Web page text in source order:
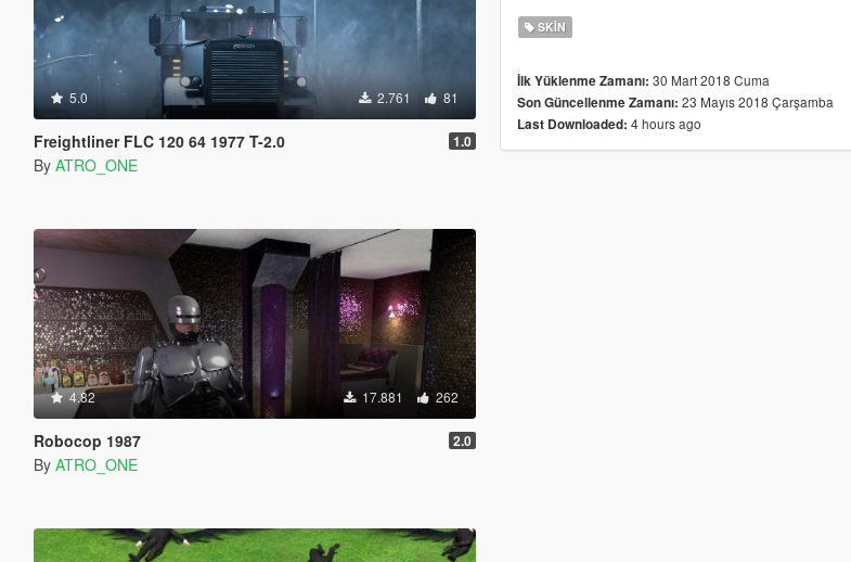
5.0 2.761 81
Freightliner FLC 120 64 1977 T-2.0 1.0
By ATRO_ONE
4.82 17.881 262
Robocop 1987 2.0
By ATRO_ONE
SKIN
İlk Yüklenme Zamanı: 30 Mart 2018 Cuma
Son Güncellenme Zamanı: 23 Mayıs 2018 Çarşamba
Last Downloaded: 4 hours ago